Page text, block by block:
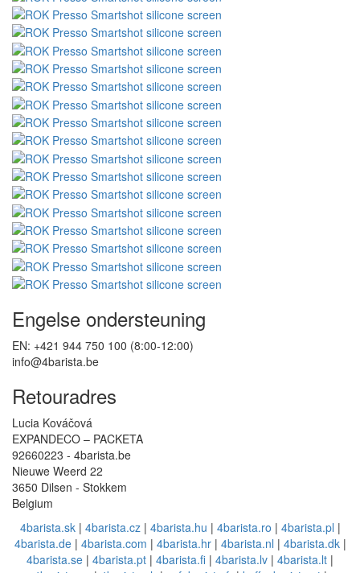
Engelse ondersteuning
EN: +421 944 750 100 (8:00-12:00)
info@4barista.be
Retouradres
Lucia Kováčová
EXPANDECO – PACKETA
92660223 - 4barista.be
Nieuwe Weerd 22
3650 Dilsen - Stokkem
Belgium
4barista.sk| 4barista.cz| 4barista.hu | 4barista.ro | 4barista.pl |
4barista.de| 4barista.com | 4barista.hr| 4barista.nl | 4barista.dk|
4barista.se | 4barista.pt | 4barista.fi | 4barista.lv | 4barista.lt |